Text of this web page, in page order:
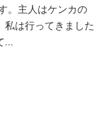
。主人はケンカの
は行ってきました
...